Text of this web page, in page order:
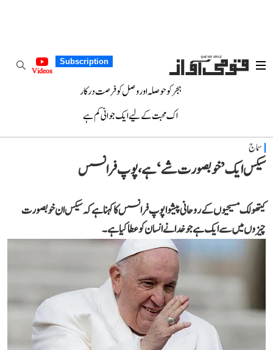
Subscription
Videos
ہجر کو حوصلہ اور وصل کو فرصت درکار
اک محبت کے لیے ایک جوانی کم ہے
سماج
سیکس ایک ’خوبصورت شے‘ ہے، پوپ فرانسس
کیتھولک مسیحیوں کے روحانی پیشوا پوپ فرانسس کا کہنا ہے کہ سیکس ان خوبصورت
چیزوں میں سے ایک ہے جو خدا نے انسان کو عطا کیا ہے۔